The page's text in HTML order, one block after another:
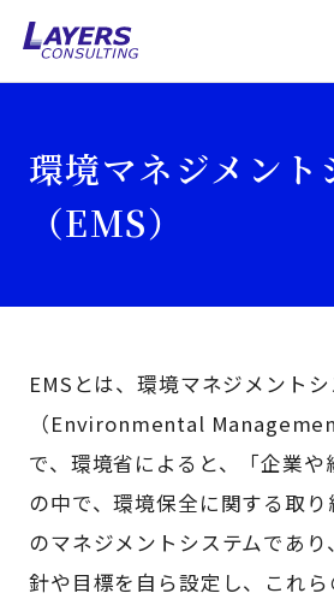
環境マネジメント
（EMS）
EMSとは、環境マネジメントシ
（Environmental
で、環境省によると、「企業
の中で、環境保全に関する取
のマネジメントシステムであ
針や目標を自ら設定し、これ